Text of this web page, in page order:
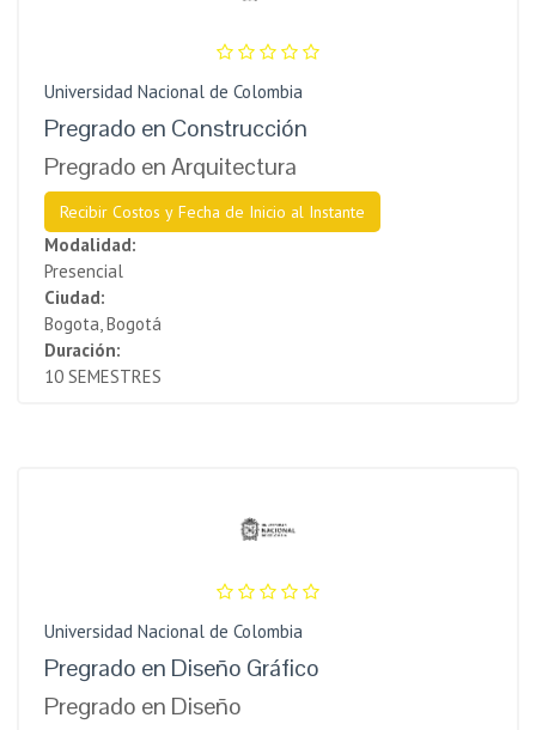
Universidad Nacional de Colombia
Pregrado en Construcción
Pregrado en Arquitectura
Recibir Costos y Fecha de Inicio al Instante
Modalidad:
Presencial
Ciudad:
Bogota, Bogotá
Duración:
10 SEMESTRES
Universidad Nacional de Colombia
Pregrado en Diseño Gráfico
Pregrado en Diseño